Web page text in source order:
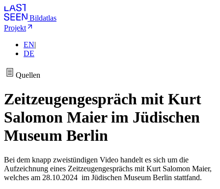
Bildatlas
Projekt
EN|
DE
Quellen
Zeitzeugen­gespräch mit Kurt
Salomon Maier im Jüdischen
Museum Berlin
Bei dem knapp zweistündigen Video handelt es sich um die
Aufzeichnung eines Zeitzeugengesprächs mit Kurt Salomon Maier,
welches am 28.10.2024 im Jüdischen Museum Berlin stattfand.